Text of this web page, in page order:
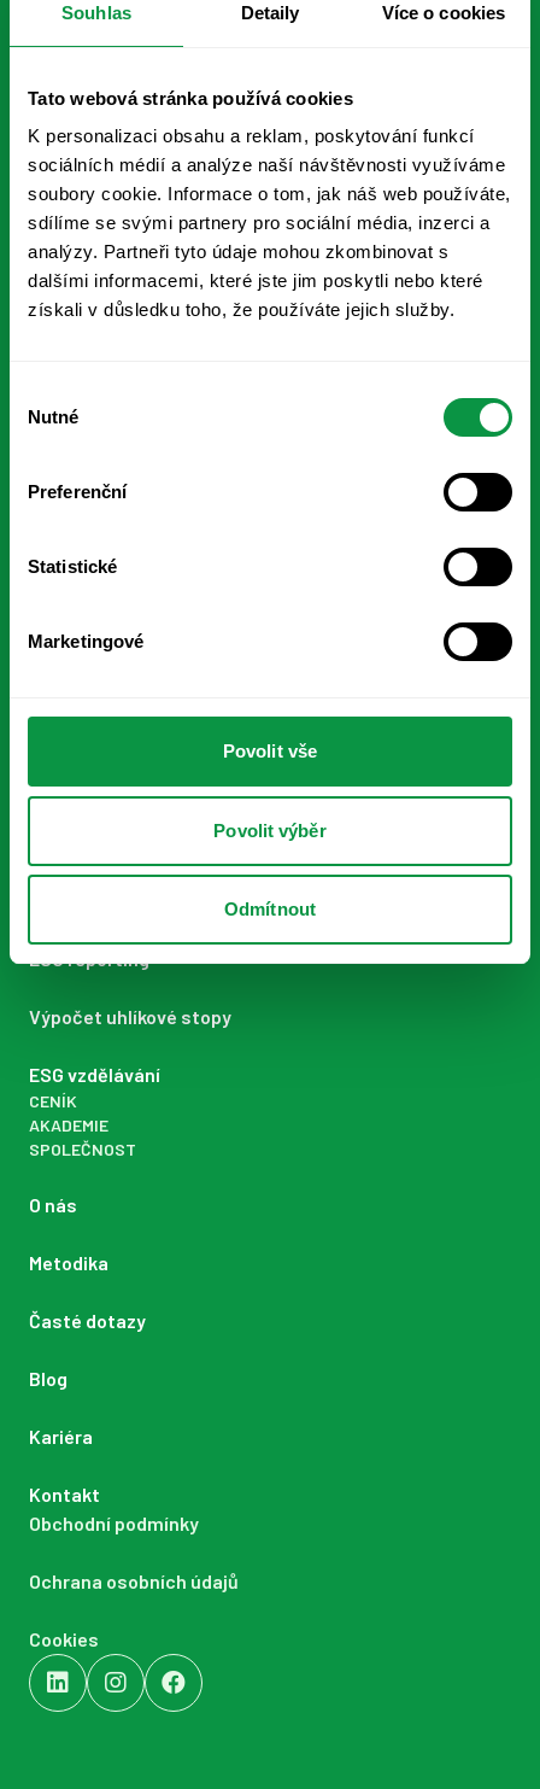
Souhlas Detaily Více o cookies
Tato webová stránka používá cookies
K personalizaci obsahu a reklam, poskytování funkcí
sociálních médií a analýze naší návštěvnosti využíváme
soubory cookie. Informace o tom, jak náš web používáte,
sdílíme se svými partnery pro sociální média, inzerci a
analýzy. Partneři tyto údaje mohou zkombinovat s
dalšími informacemi, které jste jim poskytli nebo které
získali v důsledku toho, že používáte jejich služby.
souhlasu
Nutné
Preferenční
Statistické
Marketingové
Povolit vše
Povolit výběr
Odmítnout
© 2026 Impact Metrics s.r.o.
Přihlaste se k odběru ESG novinek
Odebírat
ESG data manager
VSME Comprehensive
PORADENSTVÍ FAIR VENTURE
Řízení rizik spojených s udržitelností
ESG reporting
Výpočet uhlíkové stopy
ESG vzdělávání
CENÍK
AKADEMIE
SPOLEČNOST
O nás
Metodika
Časté dotazy
Blog
Kariéra
Kontakt
Obchodní podmínky
Ochrana osobních údajů
Cookies